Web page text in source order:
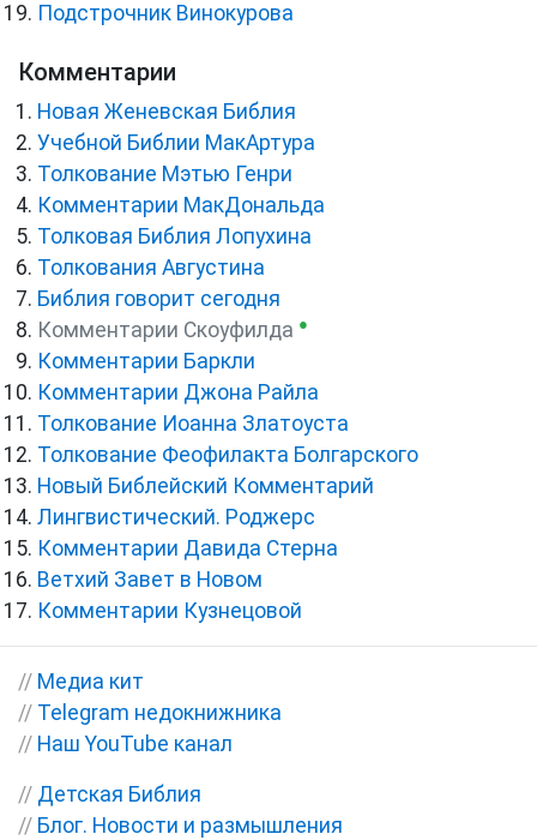
Подстрочник Винокурова
Комментарии
Новая Женевская Библия
Учебной Библии МакАртура
Толкование Мэтью Генри
Комментарии МакДональда
Толковая Библия Лопухина
Толкования Августина
Библия говорит сегодня
Комментарии Скоуфилда ●
Комментарии Баркли
Комментарии Джона Райла
Толкование Иоанна Златоуста
Толкование Феофилакта Болгарского
Новый Библейский Комментарий
Лингвистический. Роджерс
Комментарии Давида Стерна
Ветхий Завет в Новом
Комментарии Кузнецовой
// Медиа кит
// Telegram недокнижника
// Наш YouTube канал
// Детская Библия
// Блог. Новости и размышления